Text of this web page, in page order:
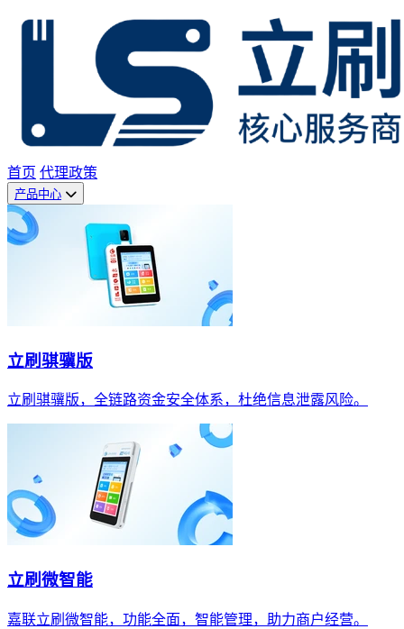
首页 代理政策
产品中心
立刷骐骥版
立刷骐骥版，全链路资金安全体系，杜绝信息泄露风险。
立刷微智能
嘉联立刷微智能，功能全面，智能管理，助力商户经营。